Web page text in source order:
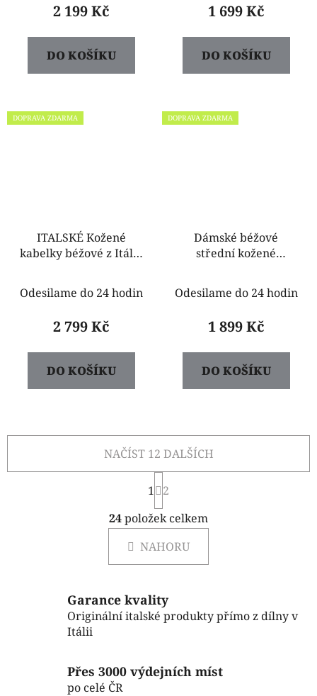
2 199 Kč
DO KOŠÍKU
1 699 Kč
DO KOŠÍKU
DOPRAVA ZDARMA
ITALSKÉ Kožené
kabelky béžové z Itálie
Carina velká
Odesilame do 24 hodin
2 799 Kč
DO KOŠÍKU
DOPRAVA ZDARMA
Dámské béžové
střední kožené
Petra
Odesilame do 24 hodin
1 899 Kč
DO KOŠÍKU
O
v
l
á
d
c
í
v
k
NAČÍST 12 DALŠÍCH
S
t
r
á
n
k
n
í
1
2
24položek celkem
NAHORU
Garance kvality
Originální italské produkty přímo z dílny v
Itálii
Přes 3000 výdejních míst
po celé ČR